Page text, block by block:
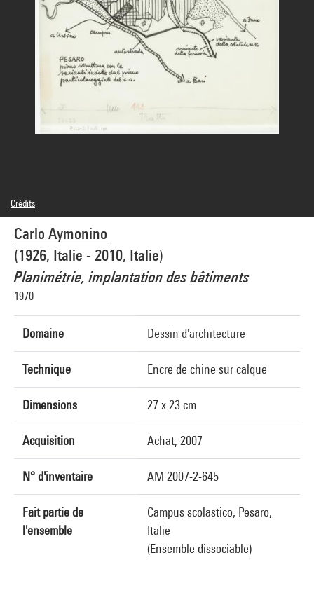
Carlo Aymonino
(1926, Italie - 2010, Italie)
Planimétrie, implantation des bâtiments
1970
Domaine Dessin d'architecture
Technique Encre de chine sur calque
Dimensions 27 x 23 cm
Acquisition Achat, 2007
N° d'inventaire AM 2007-2-645
Fait partie de
l'ensemble
Campus scolastico, Pesaro,
Italie
(Ensemble dissociable)
Crédits
© Carlo Aymonino
Crédit photographique : Centre Pompidou, MNAM-CCI/Philippe Migeat/Dist.
GrandPalaisRmn
Réf. image : 4N24088
Diffusion image :GrandPalaisRmnPhoto